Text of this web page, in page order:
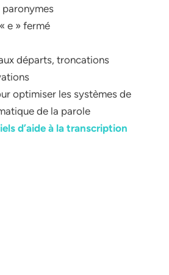
e » fermé
départs, troncations
optimiser les systèmes de
de la parole
d’aide à la transcription